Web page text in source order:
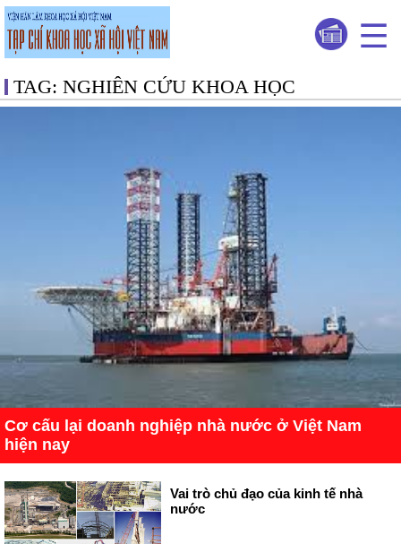
TAG: NGHIÊN CỨU KHOA HỌC
Cơ cấu lại doanh nghiệp nhà nước ở Việt Nam
hiện nay
Vai trò chủ đạo của kinh tế nhà
nước